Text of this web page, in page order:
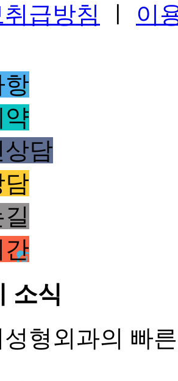
급방침
이
항
약
상담
담
간
소식
형외과의 빠